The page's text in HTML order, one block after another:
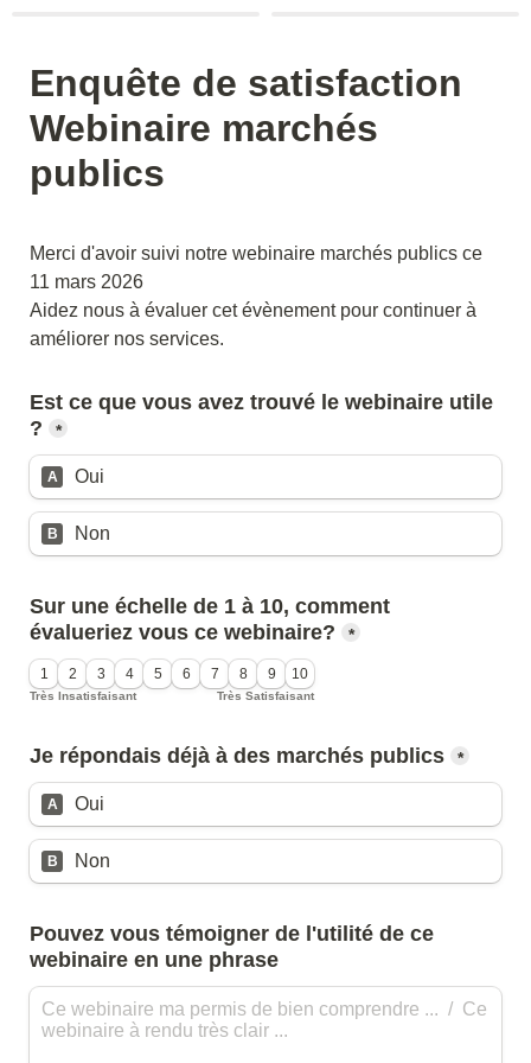
Enquête de satisfaction
Webinaire marchés
publics
Merci d'avoir suivi notre webinaire marchés publics ce
11 mars 2026
Aidez nous à évaluer cet évènement pour continuer à
améliorer nos services.
Est ce que vous avez trouvé le webinaire utile
?
*
A Oui
B Non
Sur une échelle de 1 à 10, comment
évalueriez vous ce webinaire?
*
1 2 3 4 5 6 7 8 9 10
Très Insatisfaisant Très Satisfaisant
*
A Oui
B Non
Pouvez vous témoigner de l'utilité de ce
webinaire en une phrase